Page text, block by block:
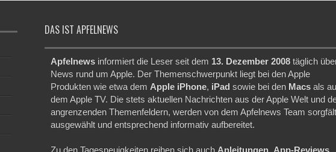
DAS IST APFELNEWS
Apfelnews informiert die Leser seit dem 13. Dezember 2008 täglich
News rund um Apple. Der Themenschwerpunkt liegt bei den Apple
Produkten wie etwa dem Apple iPhone, iPad sowie bei den Macs als
dem Apple TV. Die stets aktuellen Nachrichten aus der Apple Welt und
angrenzenden Themenfeldern, werden von dem Apfelnews Team
ausgewählt und entsprechend informativ aufbereitet.
Zu den Tagesneuigkeiten reihen sich auch Anleitungen App-Reviews